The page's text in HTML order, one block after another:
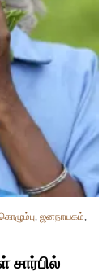
, ஜனநாயகம்,
சார்பில்